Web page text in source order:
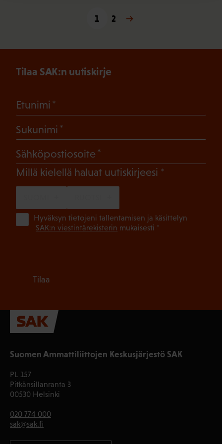
1 2
Seuraava »
Suomen Ammattiliittojen Keskusjärjestö SAK
PL 157
Pitkänsillanranta 3
00530 Helsinki
020 774 000
sak@sak.fi
Tilaa SAK:n uutiskirje
Etunimi
Sukunimi
Sähköpostiosoite
Millä kielellä haluat uutiskirjeesi (Pakollinen)
Hyväksyn tietojeni tallentamisen ja käsittelyn
SAK:n viestintärekisterin mukaisesti *
Tilaa